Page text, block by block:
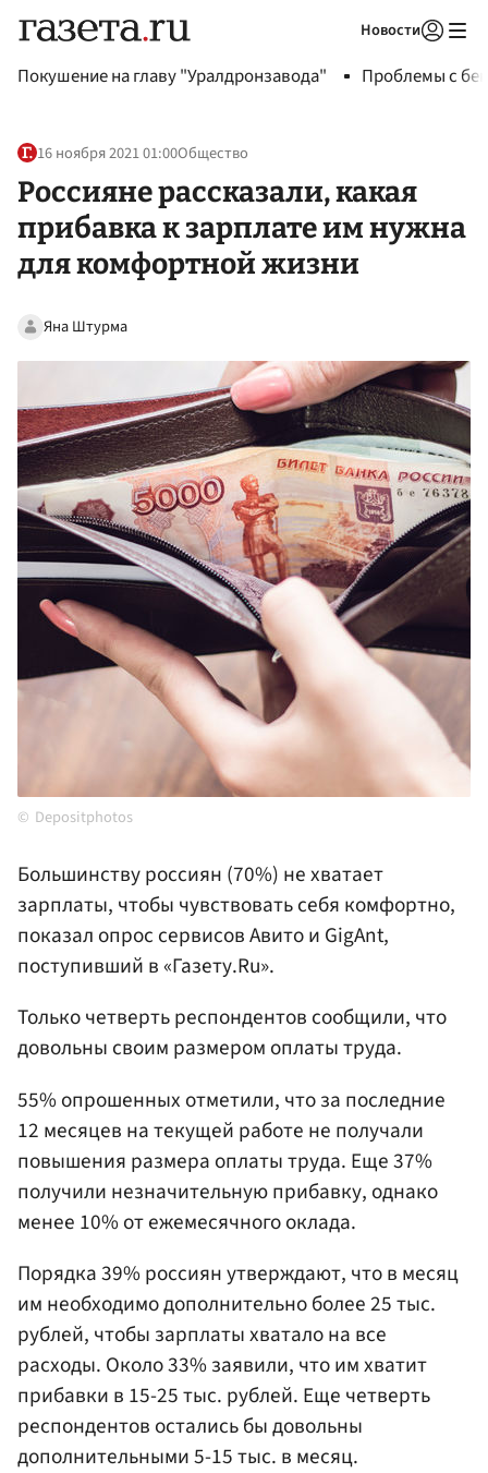
Новости
Покушение на главу "Уралдронзавода" Проблемы с
16 ноября 2021 01:00Общество
Россияне рассказали, какая
прибавка к зарплате им нужна
для комфортной жизни
Яна Штурма
Depositphotos
Большинству россиян (70%) не хватает
зарплаты, чтобы чувствовать себя комфортно,
показал опрос сервисов Авито и GigAnt,
поступивший в «Газету.Ru».
Только четверть респондентов сообщили, что
довольны своим размером оплаты труда.
55% опрошенных отметили, что за последние
12 месяцев на текущей работе не получали
повышения размера оплаты труда. Еще 37%
получили незначительную прибавку, однако
менее 10% от ежемесячного оклада.
Порядка 39% россиян утверждают, что в месяц
им необходимо дополнительно более 25 тыс.
рублей, чтобы зарплаты хватало на все
расходы. Около 33% заявили, что им хватит
прибавки в 15-25 тыс. рублей. Еще четверть
респондентов остались бы довольны
дополнительными 5-15 тыс. в месяц.